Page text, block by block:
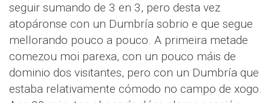
seguir sumando de 3 en 3, pero desta vez
atopáronse con un Dumbría sobrio e que segue
mellorando pouco a pouco. A primeira metade
comezou moi parexa, con un pouco máis de
dominio dos visitantes, pero con un Dumbría que
estaba relativamente cómodo no campo de xogo.